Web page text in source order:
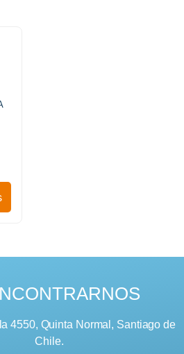
4550, Quinta Normal, Santiago de
Chile.